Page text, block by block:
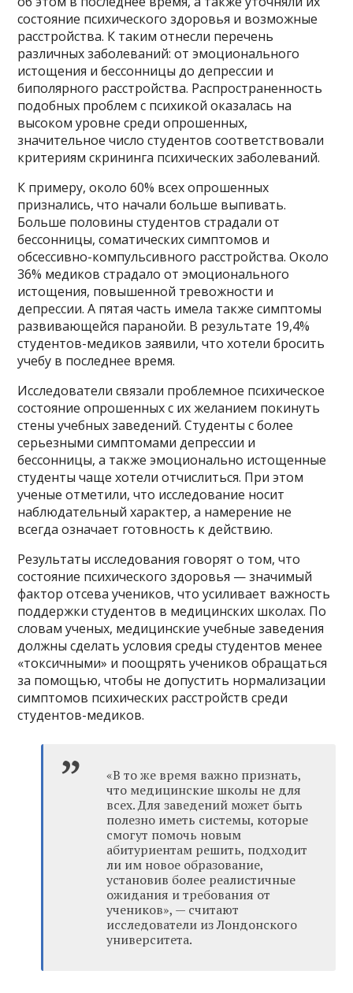
состояние психического здоровья и возможные
расстройства. К таким отнесли перечень
различных заболеваний: от эмоционального
истощения и бессонницы до депрессии и
биполярного расстройства. Распространенность
подобных проблем с психикой оказалась на
высоком уровне среди опрошенных,
значительное число студентов соответствовали
критериям скрининга психических заболеваний.
К примеру, около 60% всех опрошенных
признались, что начали больше выпивать.
Больше половины студентов страдали от
бессонницы, соматических симптомов и
обсессивно-компульсивного расстройства. Около
36% медиков страдало от эмоционального
истощения, повышенной тревожности и
депрессии. А пятая часть имела также симптомы
развивающейся паранойи. В результате 19,4%
студентов-медиков заявили, что хотели бросить
учебу в последнее время.
Исследователи связали проблемное психическое
состояние опрошенных с их желанием покинуть
стены учебных заведений. Студенты с более
серьезными симптомами депрессии и
бессонницы, а также эмоционально истощенные
студенты чаще хотели отчислиться. При этом
ученые отметили, что исследование носит
наблюдательный характер, а намерение не
всегда означает готовность к действию.
Результаты исследования говорят о том, что
состояние психического здоровья — значимый
фактор отсева учеников, что усиливает важность
поддержки студентов в медицинских школах. По
словам ученых, медицинские учебные заведения
должны сделать условия среды студентов менее
«токсичными» и поощрять учеников обращаться
за помощью, чтобы не допустить нормализации
симптомов психических расстройств среди
студентов-медиков.
«В то же время важно признать,
что медицинские школы не для
всех. Для заведений может быть
полезно иметь системы, которые
смогут помочь новым
абитуриентам решить, подходит
ли им новое образование,
установив более реалистичные
ожидания и требования от
учеников», — считают
исследователи из Лондонского
университета.